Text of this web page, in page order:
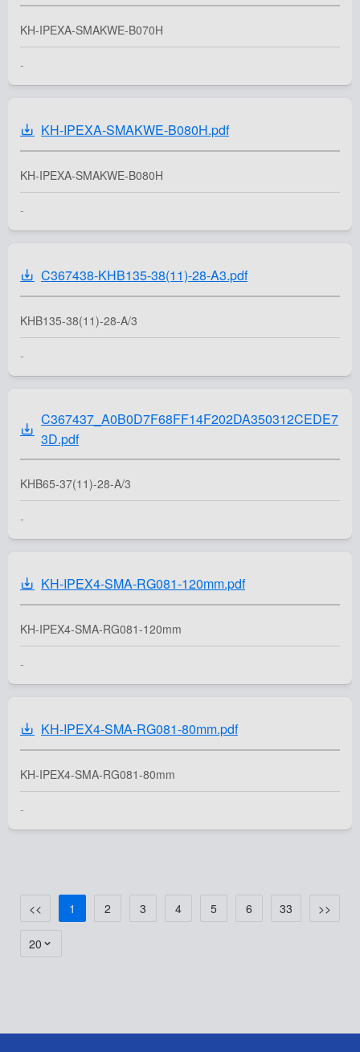
KH-IPEXA-SMAKWE-B070H
-
KH-IPEXA-SMAKWE-B080H.pdf
KH-IPEXA-SMAKWE-B080H
-
C367438-KHB135-38(11)-28-A3.pdf
KHB135-38(11)-28-A/3
-
C367437_A0B0D7F68FF14F202DA350312CEDE7
3D.pdf
KHB65-37(11)-28-A/3
-
KH-IPEX4-SMA-RG081-120mm.pdf
KH-IPEX4-SMA-RG081-120mm
-
KH-IPEX4-SMA-RG081-80mm.pdf
KH-IPEX4-SMA-RG081-80mm
-
<< 1 2 3 4 5 6 33 >>
20